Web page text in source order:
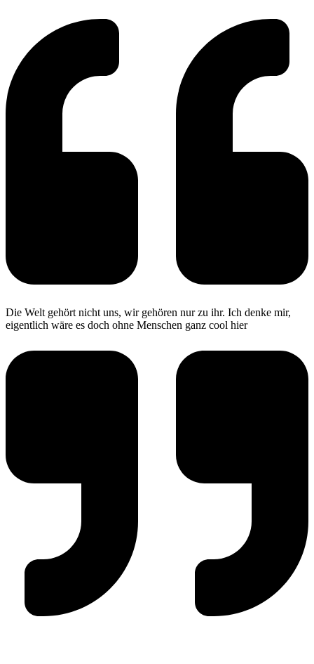
Die Welt gehört nicht uns, wir gehören nur zu ihr. Ich denke mir,
eigentlich wäre es doch ohne Menschen ganz cool hier